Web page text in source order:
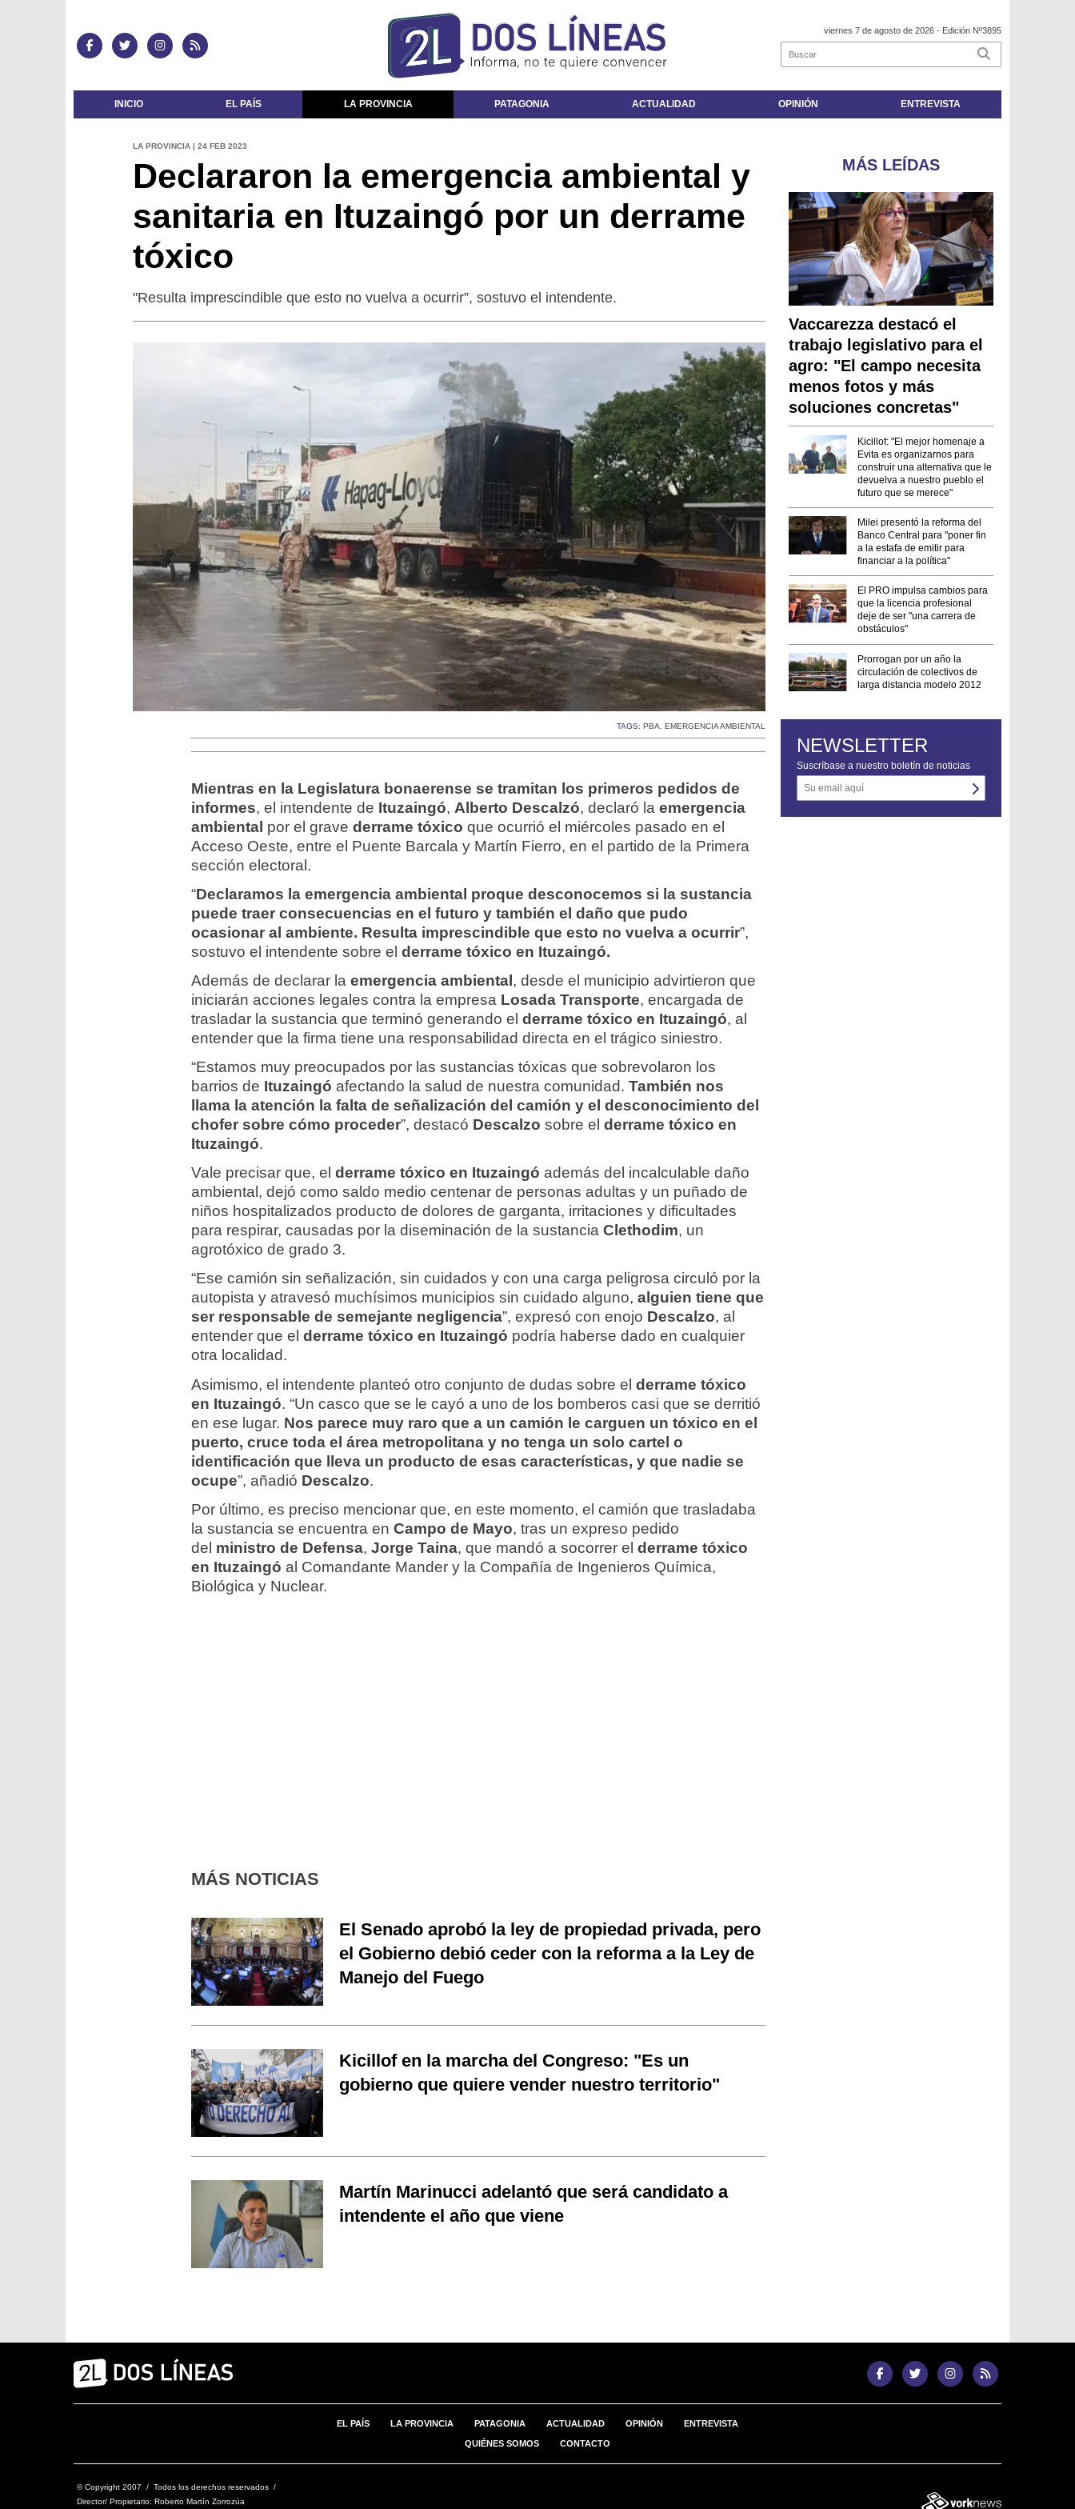
viernes 7 de agosto de 2026 - Edición Nº3895
INICIO EL PAÍS LA PROVINCIA PATAGONIA ACTUALIDAD OPINIÓN ENTREVISTA
LA PROVINCIA | 24 FEB 2023
Declararon la emergencia ambiental y
sanitaria en Ituzaingó por un derrame
tóxico
"Resulta imprescindible que esto no vuelva a ocurrir”, sostuvo el intendente.
TAGS:PBA ,EMERGENCIA AMBIENTAL
Mientras en la Legislatura bonaerense se tramitan los primeros pedidos de
informes, el intendente de Ituzaingó, Alberto Descalzó, declaró laemergencia
ambiental por el gravederrame tóxicoque ocurrió el miércoles pasado en el
Acceso Oeste, entre el Puente Barcala y Martín Fierro, en el partido de la Primera
sección electoral.
“Declaramos la emergencia ambiental proque desconocemos si la sustancia
puede traer consecuencias en el futuro y también el daño que pudo
ocasionar al ambiente. Resulta imprescindible que esto no vuelva a ocurrir”,
sostuvo el intendente sobre elderrame tóxico en Ituzaingó.
Además de declarar laemergencia ambiental , desde el municipio advirtieron que
iniciarán acciones legales contra la empresa Losada Transporte, encargada de
trasladar la sustancia que terminó generando elderrame tóxico en Ituzaingó, al
entender que la firma tiene una responsabilidad directa en el trágico siniestro.
“Estamos muy preocupados por las sustancias tóxicas que sobrevolaron los
barrios de Ituzaingó afectando la salud de nuestra comunidad.También nos
llama la atención la falta de señalización del camión y el desconocimiento del
chofer sobre cómo proceder”, destacó Descalzo sobre elderrame tóxico en
Ituzaingó.
Vale precisar que, elderrame tóxico en Ituzaingó además del incalculable daño
ambiental, dejó como saldo medio centenar de personas adultas y un puñado de
niños hospitalizados producto de dolores de garganta, irritaciones y dificultades
para respirar, causadas por la diseminación de la sustanciaClethodim, un
agrotóxico de grado 3.
“Ese camión sin señalización, sin cuidados y con una carga peligrosa circuló por la
autopista y atravesó muchísimos municipios sin cuidado alguno,alguien tiene que
ser responsable de semejante negligencia”, expresó con enojo Descalzo, al
entender que elderrame tóxico en Ituzaingó podría haberse dado en cualquier
otra localidad.
Asimismo, el intendente planteó otro conjunto de dudas sobre elderrame tóxico
en Ituzaingó. “Un casco que se le cayó a uno de los bomberos casi que se derritió
en ese lugar. Nos parece muy raro que a un camión le carguen un tóxico en el
puerto, cruce toda el área metropolitana y no tenga un solo cartel o
identificación que lleva un producto de esas características, y que nadie se
ocupe”, añadió Descalzo.
Por último, es preciso mencionar que, en este momento, el camión que trasladaba
la sustancia se encuentra enCampo de Mayo, tras un expreso pedido
del ministro de Defensa,Jorge Taina, que mandó a socorrer elderrame tóxico
en Ituzaingóal Comandante Mander y la Compañía de Ingenieros Química,
Biológica y Nuclear.
MÁS NOTICIAS
El Senado aprobó la ley de propiedad privada, pero
el Gobierno debió ceder con la reforma a la Ley de
Manejo del Fuego
Kicillof en la marcha del Congreso: "Es un
gobierno que quiere vender nuestro territorio"
Martín Marinucci adelantó que será candidato a
intendente el año que viene
MÁS LEÍDAS
Vaccarezza destacó el
trabajo legislativo para el
agro: "El campo necesita
menos fotos y más
soluciones concretas"
Kicillof: "El mejor homenaje a
Evita es organizarnos para
construir una alternativa que le
devuelva a nuestro pueblo el
futuro que se merece"
Milei presentó la reforma del
Banco Central para "poner fin
a la estafa de emitir para
financiar a la política"
El PRO impulsa cambios para
que la licencia profesional
deje de ser "una carrera de
obstáculos"
Prorrogan por un año la
circulación de colectivos de
larga distancia modelo 2012
NEWSLETTER
Suscríbase a nuestro boletín de noticias
EL PAÍS LA PROVINCIA PATAGONIA ACTUALIDAD OPINIÓN ENTREVISTA
QUIÉNES SOMOS CONTACTO
© Copyright 2007 / Todos los derechos reservados /
Director/ Propietario: Roberto Martín Zorrozúa